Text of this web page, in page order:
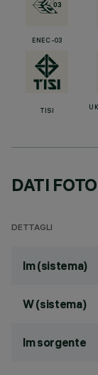
ENEC-03
TISI
DATI
DETTAGLI
lm (sistema)
W (sistema)
lm sorgente